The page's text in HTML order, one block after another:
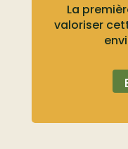
La
valoriser